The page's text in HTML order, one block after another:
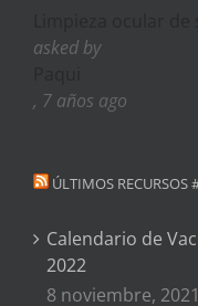
asked by
, 7 años ago
ÚLTIMOS RECURSOS
Calendario de
2022
8 noviembre, 2021